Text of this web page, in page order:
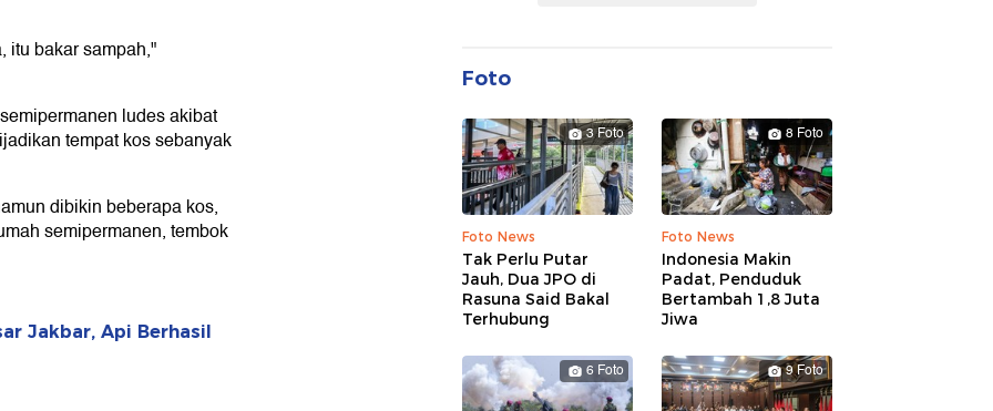
itu bakar sampah,"
ludes akibat
tempat kos sebanyak
dibikin beberapa kos,
semipermanen, tembok
Jakbar, Api Berhasil
Foto
3 Foto
Foto News
Tak Perlu Putar
Jauh, Dua JPO di
Rasuna Said Bakal
Terhubung
8 Foto
Foto News
Indonesia Makin
Padat, Penduduk
Bertambah 1,8 Juta
Jiwa
6 Foto 9 Foto